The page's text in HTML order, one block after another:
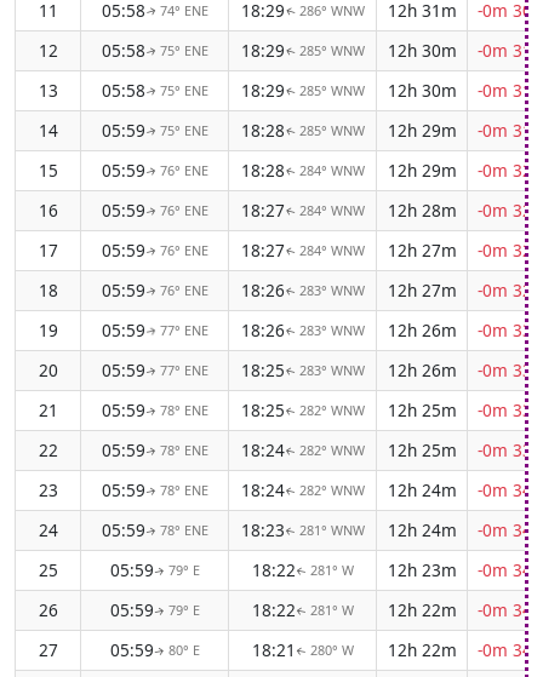
11
05:58↑ 74° ENE 18:29↑ 286° WNW 12h 31m
-0m 30s
12
05:58↑ 75° ENE 18:29↑ 285° WNW 12h 30m
-0m 31s
13
05:58↑ 75° ENE 18:29↑ 285° WNW 12h 30m
-0m 31s
14
05:59↑ 75° ENE 18:28↑ 285° WNW 12h 29m
-0m 31s
15
05:59↑ 76° ENE 18:28↑ 284° WNW 12h 29m
-0m 32s
16
05:59↑ 76° ENE 18:27↑ 284° WNW 12h 28m
-0m 32s
17
05:59↑ 76° ENE 18:27↑ 284° WNW 12h 27m
-0m 32s
18
05:59↑ 76° ENE 18:26↑ 283° WNW 12h 27m
-0m 32s
19
05:59↑ 77° ENE 18:26↑ 283° WNW 12h 26m
-0m 33s
20
05:59↑ 77° ENE 18:25↑ 283° WNW 12h 26m
-0m 33s
21
05:59↑ 78° ENE 18:25↑ 282° WNW 12h 25m
-0m 33s
22
05:59↑ 78° ENE 18:24↑ 282° WNW 12h 25m
-0m 33s
23
05:59↑ 78° ENE 18:24↑ 282° WNW 12h 24m
-0m 34s
24
05:59↑ 78° ENE 18:23↑ 281° WNW 12h 24m
-0m 34s
25
05:59↑ 79° E 18:22↑ 281° W 12h 23m
-0m 34s
26
05:59↑ 79° E 18:22↑ 281° W 12h 22m
-0m 34s
27
05:59↑ 80° E 18:21 ↑ 280° W 12h 22m
-0m 34s